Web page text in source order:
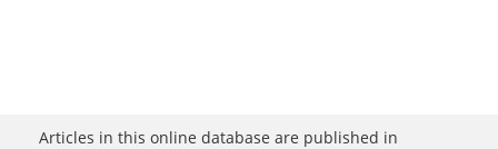
Articles in this online database are published in